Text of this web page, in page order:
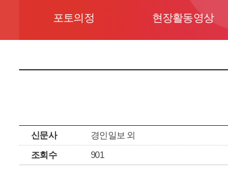
포토의정 현장활동영상
신문사 경인일보 외
조회수
901